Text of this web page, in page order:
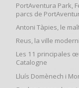
PortAventura Park,
parcs de
Antoni Tàpies, le
Reus, la ville
Les 11 principales
Catalogne
Lluís Domènech i